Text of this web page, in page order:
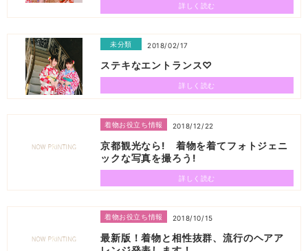
詳しく読む
未分類 2018/02/17
ステキなエントランス♡
詳しく読む
着物お役立ち情報 2018/12/22
京都観光なら! 着物を着てフォトジェニ
ックな写真を撮ろう!
詳しく読む
着物お役立ち情報 2018/10/15
最新版！着物と相性抜群、流行のヘアア